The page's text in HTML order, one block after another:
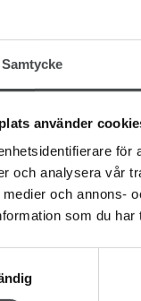
Samtycke
använder
för
och analysera vår
och annons-
som du